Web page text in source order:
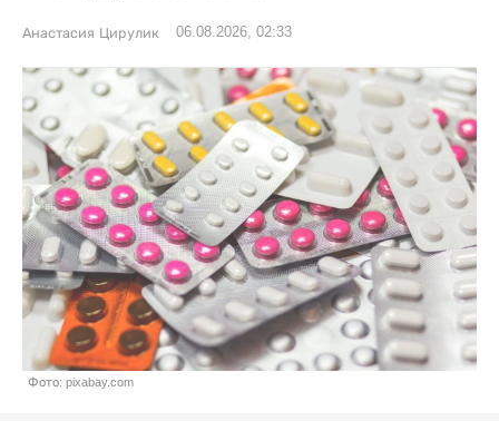
Анастасия Цирулик 06.08.2026, 02:33
Фото: pixabay.com